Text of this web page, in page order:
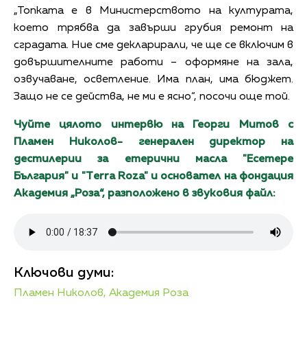
„Топката е в Министерството на културата,
което трябва да завърши грубия ремонт на
сградата. Ние сме декларирали, че ще се включим в
довършителните работи – оформяне на зала,
озвучаване, осветление. Има план, има бюджет.
Защо не се действа, не ми е ясно“, посочи още той.
Чуйте цялото интервю на Георги Митов с
Пламен Николов- генерален директор на
дестилерии за етерични масла "Есетере
България" и "Тerra Roza" и основател на фондация
Академия „Роза“, разположено в звуковия файл:
Ключови думи:
Пламен Николов, Академия Роза